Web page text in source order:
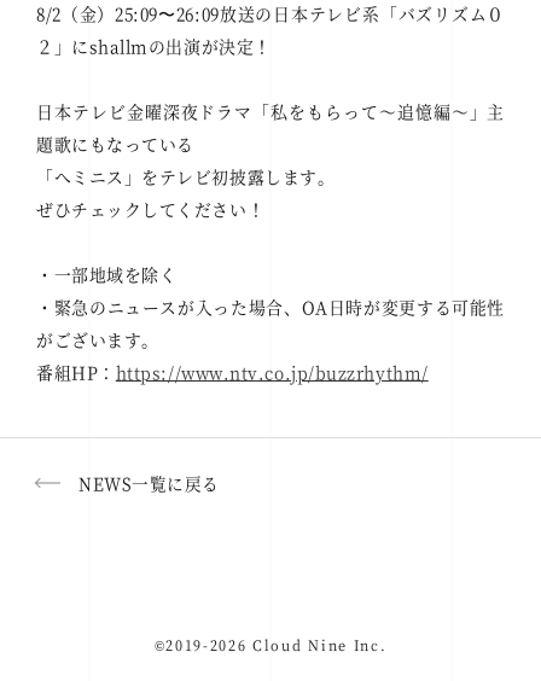
8/2（金）25:09〜26:09放送の日本テレビ系「バズリズム０
２」にshallmの出演が決定！
日本テレビ金曜深夜ドラマ「私をもらって～追憶編～」主
題歌にもなっている
「へミニス」をテレビ初披露します。
ぜひチェックしてください！
・一部地域を除く
・緊急のニュースが入った場合、OA日時が変更する可能性
がございます。
番組HP： https://www.ntv.co.jp/buzzrhythm/
NEWS一覧に戻る
©2019-2026 Cloud Nine Inc.